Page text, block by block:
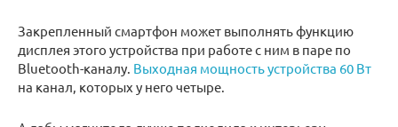
Закрепленный смартфон может выполнять функцию
дисплея этого устройства при работе с ним в паре по
Bluetooth-каналу. Выходная мощность устройства 60 Вт
на канал, которых у него четыре.